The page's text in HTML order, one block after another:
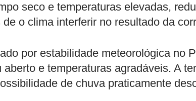
seco e temperaturas elevadas,
o clima interferir no resultado da
por estabilidade meteorológica no
e temperaturas agradáveis. A
de chuva praticamente